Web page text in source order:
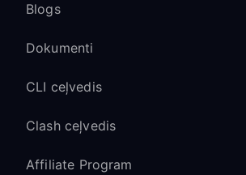
Blogs
Dokumenti
CLI ceļvedis
Clash ceļvedis
Affiliate Program